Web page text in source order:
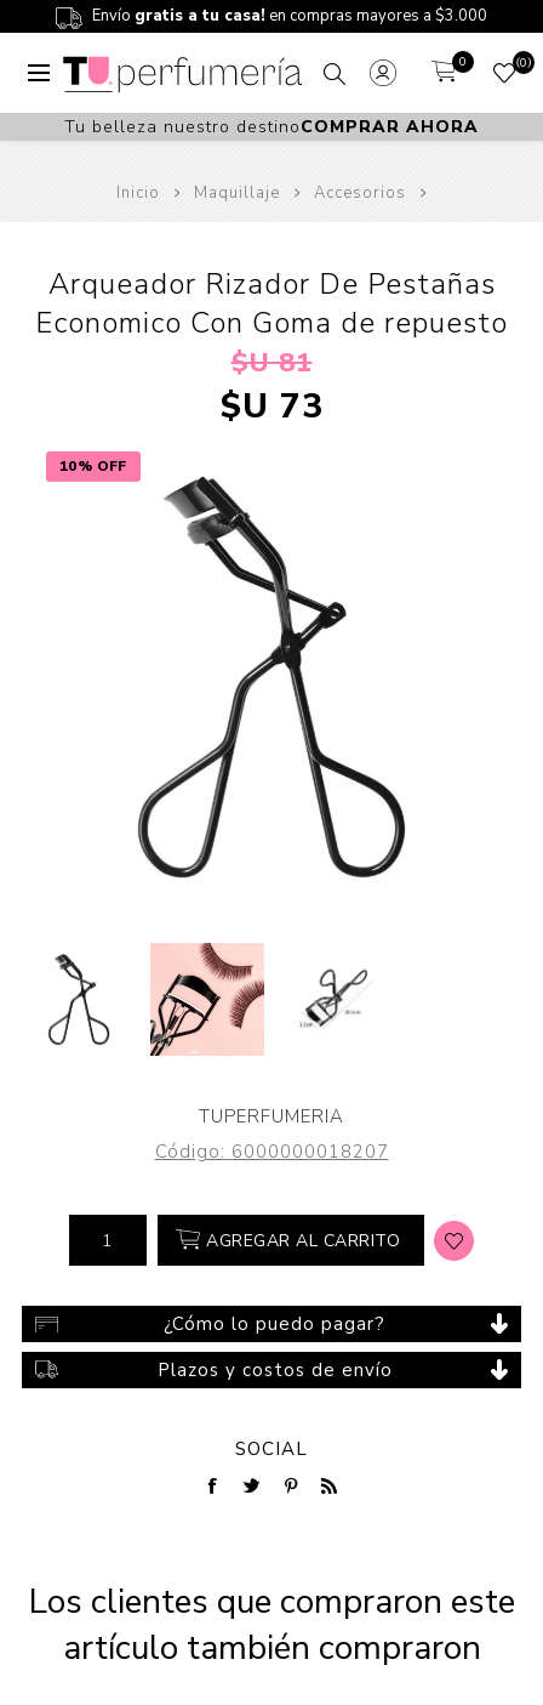
Envío gratis a tu casa! en compras mayores a $3.000
0 0
Tu belleza nuestro destinoCOMPRAR AHORA
Inicio Maquillaje Accesorios
10% OFF
Arqueador Rizador De Pestañas
Economico Con Goma de repuesto
$U 81
$U 73
TUPERFUMERIA
Código: 6000000018207
AGREGAR AL CARRITO
¿Cómo lo puedo pagar?
Plazos y costos de envío
SOCIAL
Los clientes que compraron este
artículo también compraron